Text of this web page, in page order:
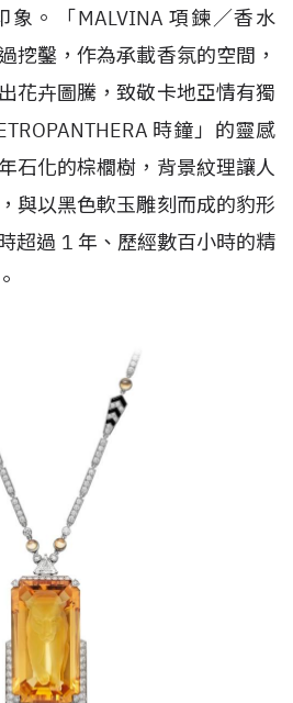
。「MALVINA 項鍊／香水
挖鑿，作為承載香氛的空間，
花卉圖騰，致敬卡地亞情有獨
時鐘」的靈感
石化的棕櫚樹，背景紋理讓人
與以黑色軟玉雕刻而成的豹形
超過 1 年、歷經數百小時的精